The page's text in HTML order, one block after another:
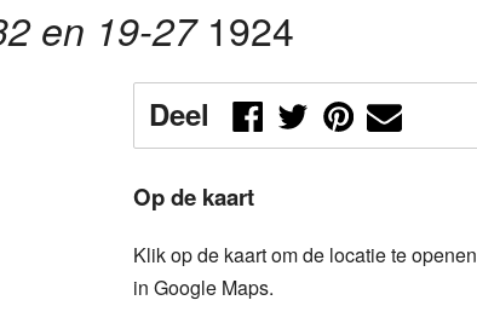
en 19-27 1924
Deel
Op de kaart
Klik op de kaart om de locatie te openen
in Google Maps.